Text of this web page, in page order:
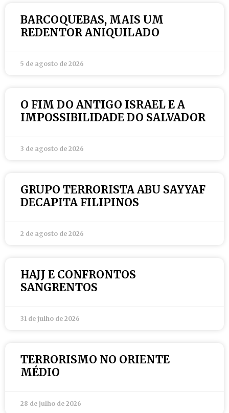
BARCOQUEBAS, MAIS UM
REDENTOR ANIQUILADO
5 de agosto de 2026
O FIM DO ANTIGO ISRAEL E A
IMPOSSIBILIDADE DO SALVADOR
3 de agosto de 2026
GRUPO TERRORISTA ABU SAYYAF
DECAPITA FILIPINOS
2 de agosto de 2026
HAJJ E CONFRONTOS
SANGRENTOS
31 de julho de 2026
TERRORISMO NO ORIENTE
MÉDIO
28 de julho de 2026